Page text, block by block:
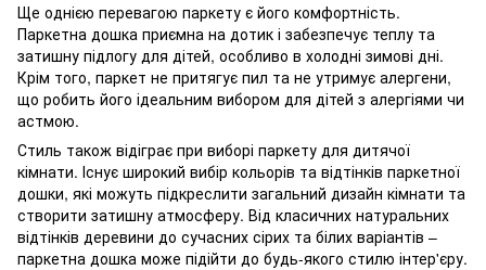
Ще однією перевагою паркету є його комфортність.
Паркетна дошка приємна на дотик і забезпечує теплу та
затишну підлогу для дітей, особливо в холодні зимові дні.
Крім того, паркет не притягує пил та не утримує алергени,
що робить його ідеальним вибором для дітей з алергіями чи
астмою.
Стиль також відіграє при виборі паркету для дитячої
кімнати. Існує широкий вибір кольорів та відтінків паркетної
дошки, які можуть підкреслити загальний дизайн кімнати та
створити затишну атмосферу. Від класичних натуральних
відтінків деревини до сучасних сірих та білих варіантів –
паркетна дошка може підійти до будь-якого стилю інтер'єру.